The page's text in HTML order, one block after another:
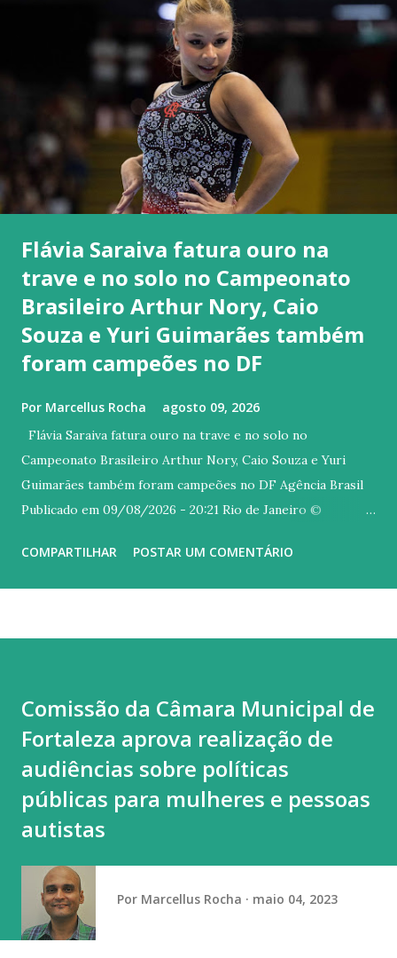
Flávia Saraiva fatura ouro na
trave e no solo no Campeonato
Brasileiro Arthur Nory, Caio
Souza e Yuri Guimarães também
foram campeões no DF
Por Marcellus Rocha agosto 09, 2026
Flávia Saraiva fatura ouro na trave e no solo no
Campeonato Brasileiro Arthur Nory, Caio Souza e Yuri
Guimarães também foram campeões no DF Agência Brasil
Publicado em 09/08/2026 - 20:21 Rio de Janeiro ©
carioca Flávia Saraiva arrebatou o público do Ginásio Nilson
de autoria Antônio Barros, mais conhecida na interpretada
por Ney Matogrosso. Quem também brilhou hoje no topo
do pódio foi Arthur Nory (barra fixa), Caio Souza (barras
paralelas) e Yuri Guimarães (salto). Flavinha começou o
domingo (9) com exibição de alto nível de dificuldade na
trave. Cravou a nota mais alta (13.866) que lhe valeu o
COMPARTILHAR POSTAR UM COMENTÁRIO
Comissão da Câmara Municipal de
Fortaleza aprova realização de
audiências sobre políticas
públicas para mulheres e pessoas
autistas
Por Marcellus Rocha maio 04, 2023